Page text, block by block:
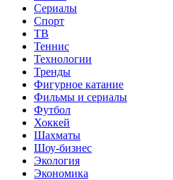
Сериалы
Спорт
ТВ
Теннис
Технологии
Тренды
Фигурное катание
Фильмы и сериалы
Футбол
Хоккей
Шахматы
Шоу-бизнес
Экология
Экономика